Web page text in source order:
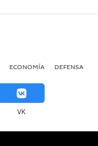
ECONOMÍA DEFENSA
VK